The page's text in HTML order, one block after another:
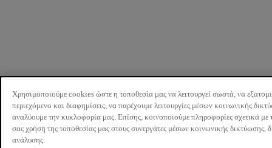
Χρησιμοποιούμε cookies ώστε η τοποθεσία μας να λειτουργεί σωστά, να
περιεχόμενο και διαφημίσεις, να παρέχουμε λειτουργίες μέσων κοινωνικής
αναλύουμε την κυκλοφορία μας. Επίσης, κοινοποιούμε πληροφορίες σχετικά με
σας χρήση της τοποθεσίας μας στους συνεργάτες μέσων κοινωνικής δικτύωσης,
ανάλυσης.